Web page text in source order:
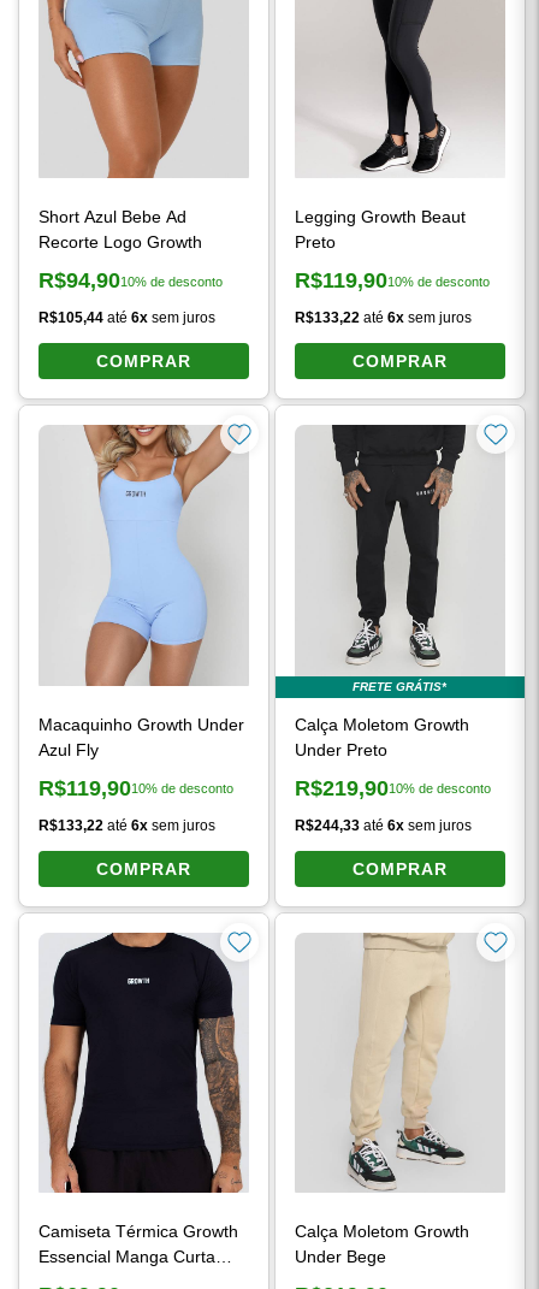
Short Azul Bebe Ad
Recorte Logo Growth
Preço à vista:
R$94,9010% de desconto
R$105,44 até6x sem juros
COMPRAR
Legging Growth Beaut
Preto
Preço à vista:
R$119,9010% de desconto
R$133,22 até 6x sem juros
COMPRAR
Macaquinho Growth Under
Azul Fly
Preço à vista:
R$119,9010% de desconto
R$133,22 até6x sem juros
COMPRAR
FRETE GRÁTIS*
Calça Moletom Growth
Under Preto
Preço à vista:
R$219,9010% de desconto
R$244,33 até 6x sem juros
COMPRAR
Camiseta Térmica Growth
Essencial Manga Curta
Preto
Calça Moletom Growth
Under Bege